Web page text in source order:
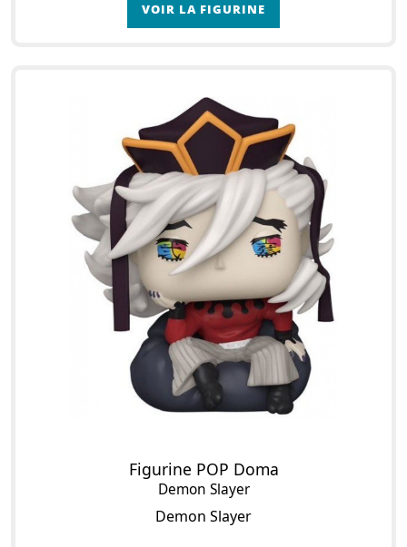
VOIR LA FIGURINE
Figurine POP Doma
Demon Slayer
Demon Slayer